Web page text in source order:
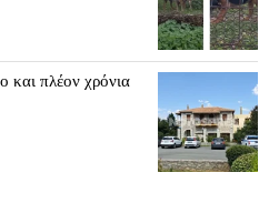
και πλέον χρόνια